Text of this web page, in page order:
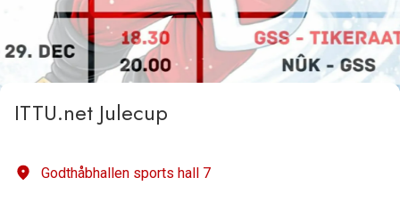
ITTU.net Julecup
Godthåbhallen sports hall 7